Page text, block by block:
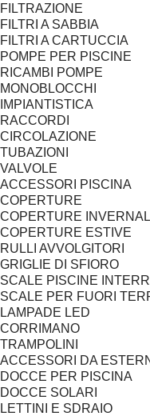
FILTRAZIONE
FILTRI A SABBIA
FILTRI A CARTUCCIA
POMPE PER PISCINE
RICAMBI POMPE
MONOBLOCCHI
IMPIANTISTICA
RACCORDI
CIRCOLAZIONE
TUBAZIONI
VALVOLE
ACCESSORI PISCINA
COPERTURE
COPERTURE
COPERTURE ESTIVE
RULLI AVVOLGITORI
GRIGLIE DI SFIORO
SCALE PISCINE
SCALE PER FUORI
LAMPADE LED
CORRIMANO
TRAMPOLINI
ACCESSORI DA
DOCCE PER PISCINA
DOCCE SOLARI
LETTINI E SDRAIO